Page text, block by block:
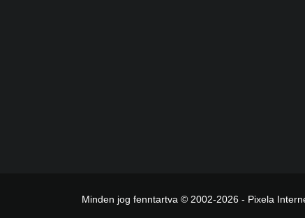
Minden jog fenntartva © 2002-2026 - Pixela